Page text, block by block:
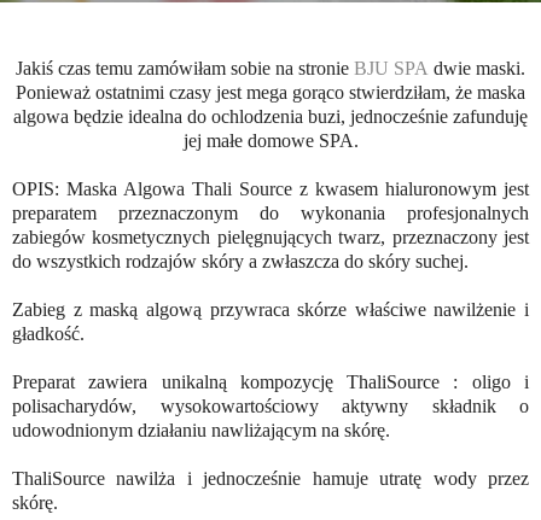
Jakiś czas temu zamówiłam sobie na stronie BJU SPA dwie maski.
Ponieważ ostatnimi czasy jest mega gorąco stwierdziłam, że maska
algowa będzie idealna do ochlodzenia buzi, jednocześnie zafunduję
jej małe domowe SPA.
OPIS: Maska Algowa Thali Source z kwasem hialuronowym jest
preparatem przeznaczonym do wykonania profesjonalnych
zabiegów kosmetycznych pielęgnujących twarz, przeznaczony jest
do wszystkich rodzajów skóry a zwłaszcza do skóry suchej.
Zabieg z maską algową przywraca skórze właściwe nawilżenie i
gładkość.
Preparat zawiera unikalną kompozycję ThaliSource : oligo i
polisacharydów, wysokowartościowy aktywny składnik o
udowodnionym działaniu nawliżającym na skórę.
ThaliSource nawilża i jednocześnie hamuje utratę wody przez
skórę.